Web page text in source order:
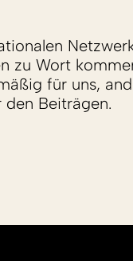
zu Wort
für uns,
den Beiträgen.